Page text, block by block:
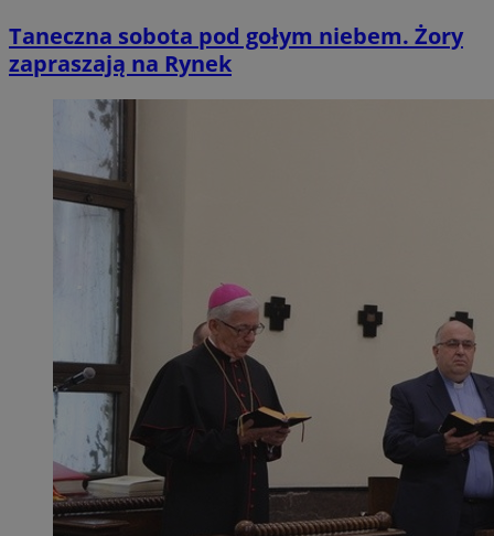
Taneczna sobota pod gołym niebem. Żory
zapraszają na Rynek